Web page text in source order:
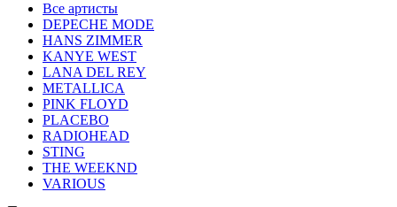
Все артисты
DEPECHE MODE
HANS ZIMMER
KANYE WEST
LANA DEL REY
METALLICA
PINK FLOYD
PLACEBO
RADIOHEAD
STING
THE WEEKND
VARIOUS